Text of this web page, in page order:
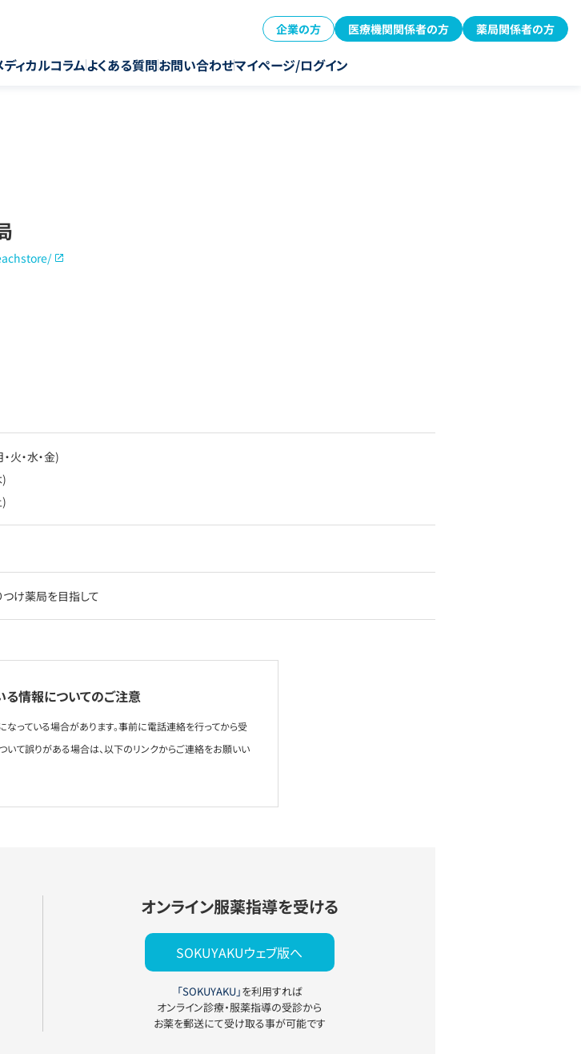
企業の方 医療機関関係者の方 薬局関係者の方
ディカルコラムよくある質問お問い合わせマイページ/ログイン
火・水・金)
け薬局を目指して
る情報についてのご注意
っている場合があります。事前に電話連絡を行ってから受
いて誤りがある場合は、以下のリンクからご連絡をお願いい
オンライン服薬指導を受ける
SOKUYAKUウェブ版へ
「SOKUYAKU」を利用すれば
オンライン診療・服薬指導の受診から
お薬を郵送にて受け取る事が可能です